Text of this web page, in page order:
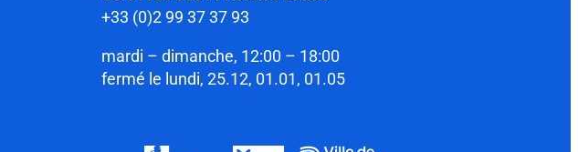
+33 (0)2 99 37 37 93
mardi – dimanche, 12:00 – 18:00
fermé le lundi, 25.12, 01.01, 01.05